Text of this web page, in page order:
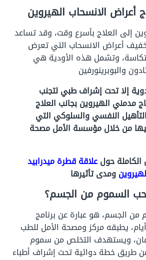
أعراض الانسحاب الهيروين
إلى العلاج بأسرع وقت، وقد تساعد
أعراض الانسحاب التي تعرض
وتشمل هذه الأودية هي
والبوبرينورفين
إلا تحت إشراف طبي لتجنب
مدمني الهيروين بجانب العلاج
النفسي والسلوكي التي
من خلال مؤسسة الأمل مصحة
الكاملة حولعلاقة قطرة ميدرابيد
ومدى تأثيرها
السموم من الجسم؟
الجسم، هو عبارة عن برنامج
يطبقه مركز ومصحة الأمل للطب
ويستهدف التخلص من سموم
طريق خطة دوائية تحت إشراف أطباء